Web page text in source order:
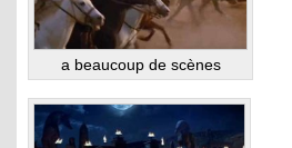
a beaucoup de scènes